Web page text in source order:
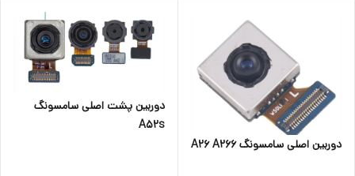
دوربین اصلی سامسونگ A26 A266
دوربین پشت اصلی سامسونگ
A52s